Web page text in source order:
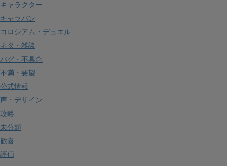
キャラクター
キャラバン
コロシアム・デュエル
ネタ・雑談
バグ・不具合
不満・要望
公式情報
声・デザイン
攻略
未分類
歓喜
評価